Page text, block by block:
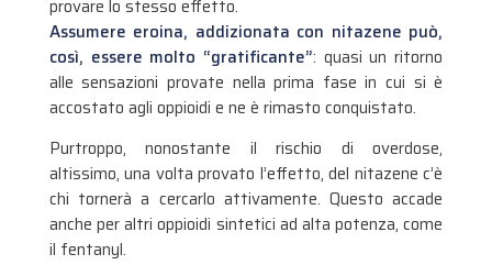
provare lo stesso effetto.
Assumere eroina, addizionata con nitazene può,
così, essere molto “gratificante”: quasi un ritorno
alle sensazioni provate nella prima fase in cui si è
accostato agli oppioidi e ne è rimasto conquistato.
Purtroppo, nonostante il rischio di overdose,
altissimo, una volta provato l’effetto, del nitazene c’è
chi tornerà a cercarlo attivamente. Questo accade
anche per altri oppioidi sintetici ad alta potenza, come
il fentanyl.